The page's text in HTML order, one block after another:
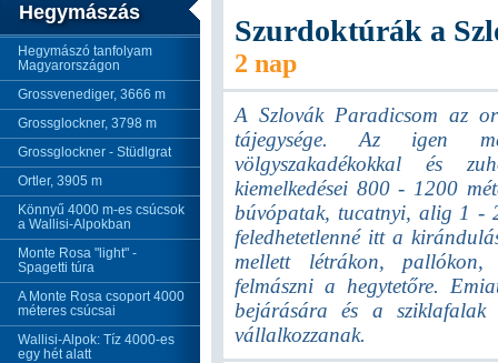
Hegymászás
Hegymászó tanfolyam
Magyarországon
Grossvenediger, 3666 m
Grossglockner, 3798 m
Grossglockner - Stüdlgrat
Ortler, 3905 m
Könnyű 4000 m-es csúcsok
a Wallisi-Alpokban
Monte Rosa "light" -
Spagetti túra
A Monte Rosa csoport 4000
méteres csúcsai
Wallisi-Alpok: Tíz 4000-es
egy hét alatt
Szurdoktúrák a
2 nap
A Szlovák Paradicsom az
tájegysége. Az igen
völgyszakadékokkal és
kiemelkedései 800 - 1200
búvópatak, tucatnyi, alig 1 - 2
feledhetetlenné itt a
mellett létrákon, pallókon,
felmászni a hegytetőre.
bejárására és a sziklafalak
vállalkozzanak.